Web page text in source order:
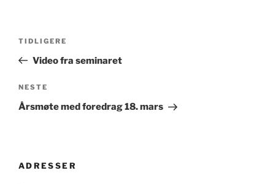
Forrige
innlegg
TIDLIGERE
Video fra seminaret
Neste
innlegg
NESTE
Årsmøte med foredrag 18. mars
ADRESSER